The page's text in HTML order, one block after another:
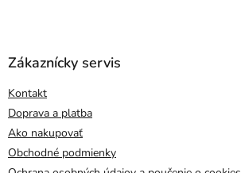
Zákaznícky servis
Kontakt
Doprava a platba
Ako nakupovať
Obchodné podmienky